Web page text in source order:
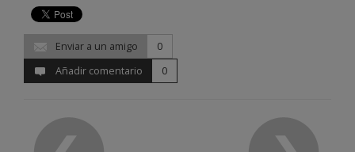
Enviar a un amigo
0
Añadir comentario
0